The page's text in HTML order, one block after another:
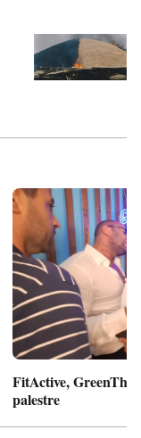
FitActive,
palestre